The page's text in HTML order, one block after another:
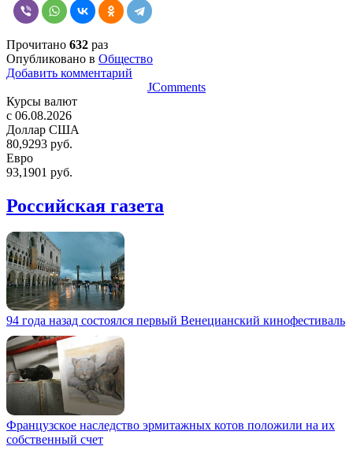
Прочитано 632 раз
Опубликовано в Общество
Добавить комментарий
JComments
Курсы валют
c 06.08.2026
Доллар США
80,9293 руб.
Евро
93,1901 руб.
Российская газета
94 года назад состоялся первый Венецианский кинофестиваль
Французское наследство эрмитажных котов положили на их
собственный счет